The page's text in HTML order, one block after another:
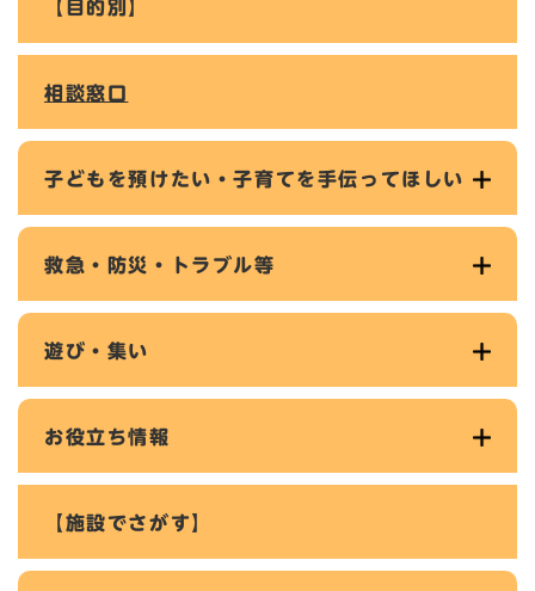
【目的別】
相談窓口
子どもを預けたい・子育てを手伝ってほしい
救急・防災・トラブル等
遊び・集い
お役立ち情報
【施設でさがす】